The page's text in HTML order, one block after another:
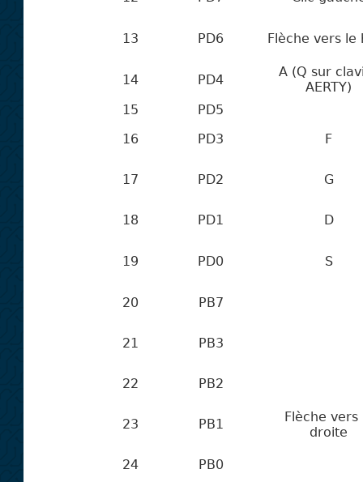
13 PD6 Flèche vers le
14 PD4
A (Q sur
AERTY)
15
PD5
16
PD3 F
17 PD2 G
18 PD1 D
19 PD0 S
20 PB7
21 PB3
22 PB2
23 PB1
Flèche vers
droite
24 PB0